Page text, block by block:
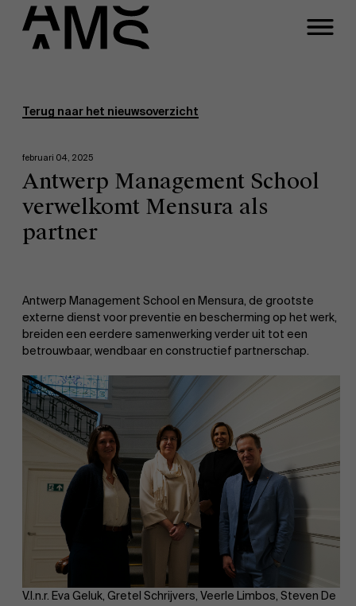
Part-time programma's
Programma's op maat
Faculty
EN
Terug naar het nieuwsoverzicht
februari 04, 2025
Antwerp Management School
verwelkomt Mensura als
partner
Antwerp Management School en Mensura, de grootste
externe dienst voor preventie en bescherming op het werk,
breiden een eerdere samenwerking verder uit tot een
betrouwbaar, wendbaar en constructief partnerschap.
V.l.n.r. Eva Geluk, Gretel Schrijvers, Veerle Limbos, Steven De